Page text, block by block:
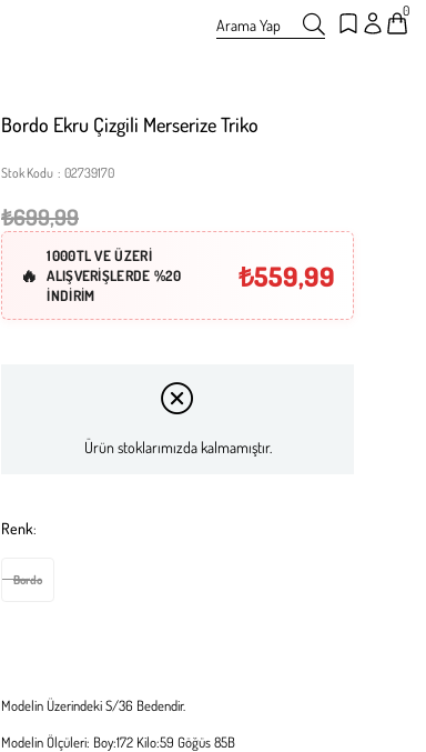
Arama Yap
0
Bordo Ekru Çizgili Merserize Triko
Stok Kodu 02739170
₺699,99
1000TL VE ÜZERİ
ALIŞVERİŞLERDE %20
İNDİRİM
₺559,99
Ürün stoklarımızda kalmamıştır.
Renk:
Bordo
Modelin Üzerindeki S/36 Bedendir.
Modelin Ölçüleri: Boy:172 Kilo:59 Göğüs 85B